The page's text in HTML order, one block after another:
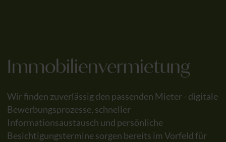
Immobilienvermietung
Wir finden zuverlässig den passenden Mieter - digitale
Bewerbungsprozesse, schneller
Informationsaustausch und persönliche
Besichtigungstermine sorgen bereits im Vorfeld für